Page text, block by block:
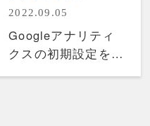
2022.09.05
Googleアナリティ
クスの初期設定を解